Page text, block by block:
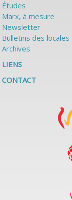
Études
Marx, à mesure
Newsletter
Bulletins des locales
Archives
LIENS
CONTACT